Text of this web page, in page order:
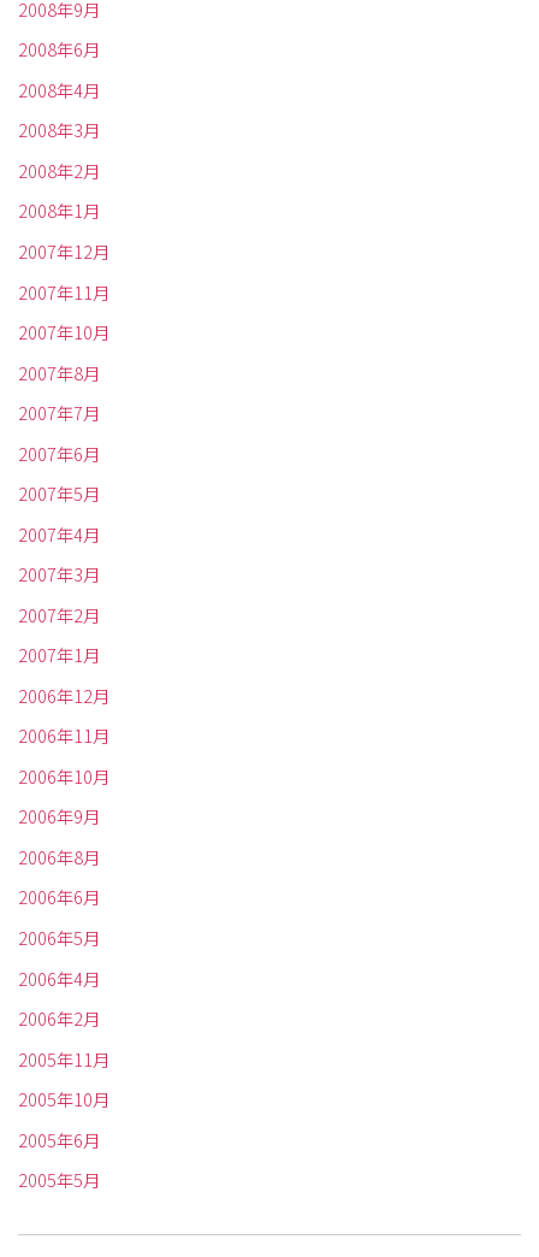
2008年9月
2008年6月
2008年4月
2008年3月
2008年2月
2008年1月
2007年12月
2007年11月
2007年10月
2007年8月
2007年7月
2007年6月
2007年5月
2007年4月
2007年3月
2007年2月
2007年1月
2006年12月
2006年11月
2006年10月
2006年9月
2006年8月
2006年6月
2006年5月
2006年4月
2006年2月
2005年11月
2005年10月
2005年6月
2005年5月